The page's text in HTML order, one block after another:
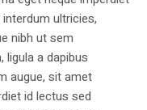
ultricies,
nibh ut sem
ligula a dapibus
augue, sit amet
id lectus sed